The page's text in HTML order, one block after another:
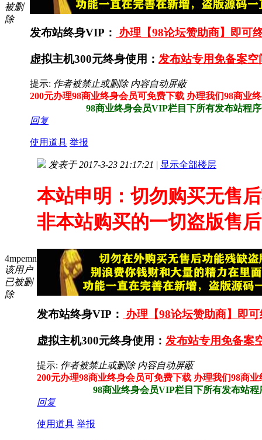
被删
除
发布站终身VIP： 办理【98论坛赞助商】即可
虚拟主机300元终身使用： 发布站专用免备案
提示: 作者被禁止或删除 内容自动屏蔽
200元办理98商业终身会员可免费下载 办理我们98商业
98商业终身会员VIP栏目下所有发布站程序任
回复
使用道具 举报
4mpemn
该用户
已被删
除
发表于 2017-3-23 21:17:21 | 显示全部楼层
本站申明：切勿购买无售
非本站购买的一切盗版售
发布站终身VIP： 办理【98论坛赞助商】即
虚拟主机300元终身使用： 发布站专用免备案
提示: 作者被禁止或删除 内容自动屏蔽
200元办理98商业终身会员可免费下载 办理我们98商
98商业终身会员VIP栏目下所有发布站程序任
回复
使用道具 举报